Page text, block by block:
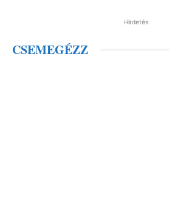
Hirdetés
CSEMEGÉZZ